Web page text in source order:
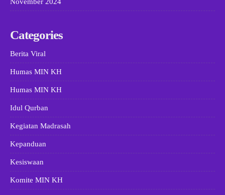
November 2024
Categories
Berita Viral
Humas MIN KH
Humas MIN KH
Idul Qurban
Kegiatan Madrasah
Kepanduan
Kesiswaan
Komite MIN KH